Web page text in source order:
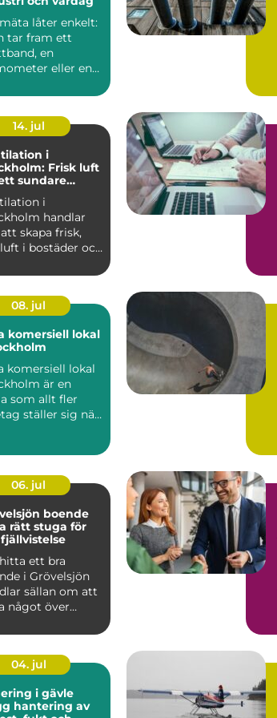
låter enkelt:
tar fram ett
en
eller en
14. jul
i
Frisk luft
sundare
i
handlar
skapa frisk,
i bostäder och
08. jul
komersiell lokal
komersiell lokal
är en
som allt fler
ställer sig när
06. jul
boende
rätt stuga för
ett bra
i Grövelsjön
sällan om att
något över
04. jul
i gävle
hantering av